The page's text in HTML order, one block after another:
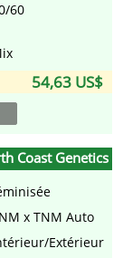
60
54,63 US$
Coast Genetics
x TNM Auto
Extérieur